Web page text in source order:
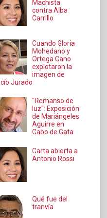
Machista
contra Alba
Carrillo
Cuando Gloria
Mohedano y
Ortega Cano
explotaron la
imagen de
Jurado
"Remanso de
luz": Exposición
de Mariángeles
Aguirre en
Cabo de Gata
Carta abierta a
Antonio Rossi
Qué fue del
tranvía